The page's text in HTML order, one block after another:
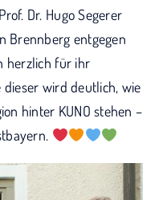
Dr. Hugo Segerer
Brennberg entgegen
herzlich für ihr
dieser wird deutlich, wie
hinter KUNO stehen –